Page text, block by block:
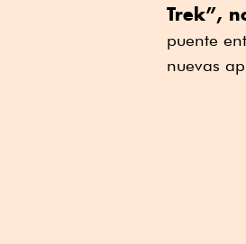
Trek”,
puente
nuevas